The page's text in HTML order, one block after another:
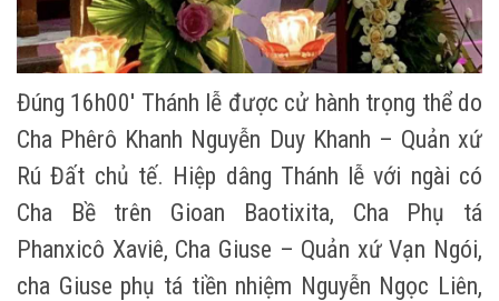
Đúng 16h00' Thánh lễ được cử hành trọng thể do
Cha Phêrô Khanh Nguyễn Duy Khanh – Quản xứ
Rú Đất chủ tế. Hiệp dâng Thánh lễ với ngài có
Cha Bề trên Gioan Baotixita, Cha Phụ tá
Phanxicô Xaviê, Cha Giuse – Quản xứ Vạn Ngói,
cha Giuse phụ tá tiền nhiệm Nguyễn Ngọc Liên,